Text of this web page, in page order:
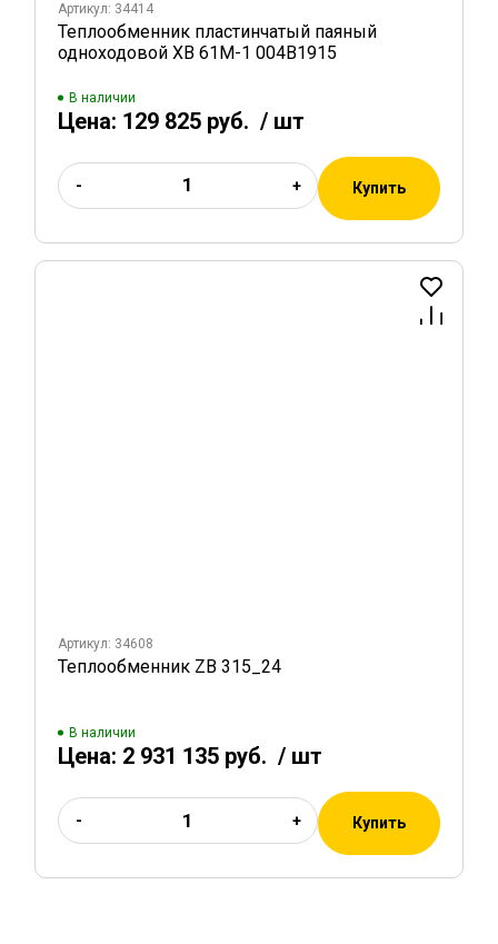
Артикул: 34414
Теплообменник пластинчатый паяный
одноходовой XB 61M-1 004B1915
В наличии
Цена: 129 825 руб. / шт
- + Купить
Артикул: 34608
Теплообменник ZB 315_24
В наличии
Цена: 2 931 135 руб. / шт
- + Купить